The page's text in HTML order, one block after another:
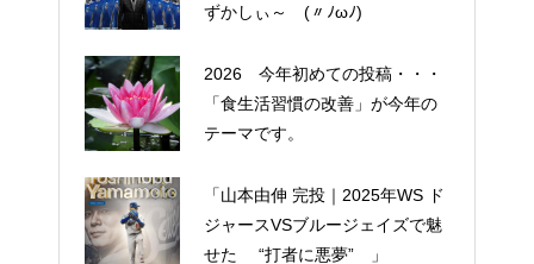
ずかしぃ～ (〃ﾉωﾉ)
2026 今年初めての投稿・・・
「食生活習慣の改善」が今年の
テーマです。
「山本由伸 完投｜2025年WS ド
ジャースVSブルージェイズで魅
せた “打者に悪夢” 」